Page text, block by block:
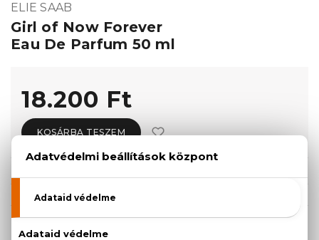
ELIE SAAB
Girl of Now Forever
Eau De Parfum 50 ml
18.200 Ft
KOSÁRBA TESZEM